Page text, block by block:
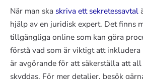
När man ska skriva ett sekretessavtal
hjälp av en juridisk expert. Det finns
tillgängliga online som kan göra
förstå vad som är viktigt att inkludera
är avgörande för att säkerställa att
skyddas. För mer detaljer, besök